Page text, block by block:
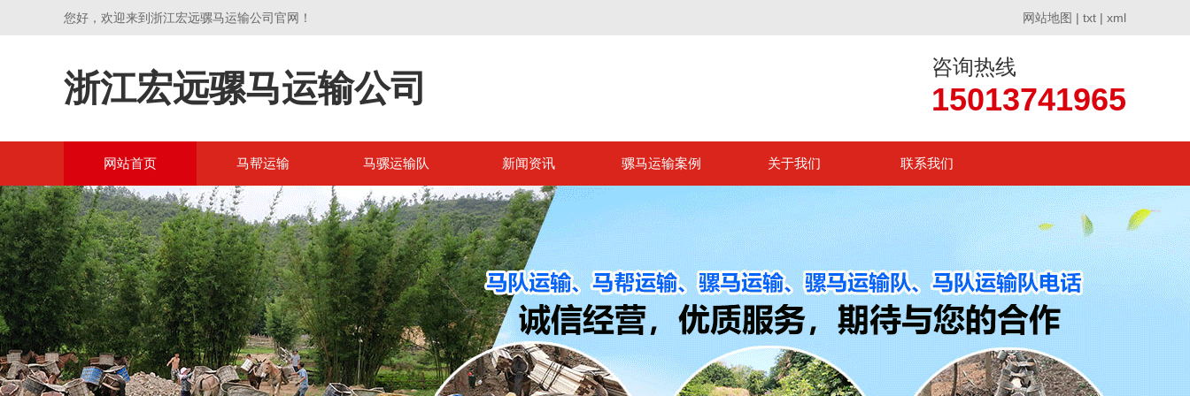
您好，欢迎来到浙江宏远骡马运输公司官网！ 网站地图 | txt | xml
浙江宏远骡马运输公司
咨询热线
15013741965
网站首页 马帮运输 马骡运输队 新闻资讯 骡马运输案例 关于我们 联系我们